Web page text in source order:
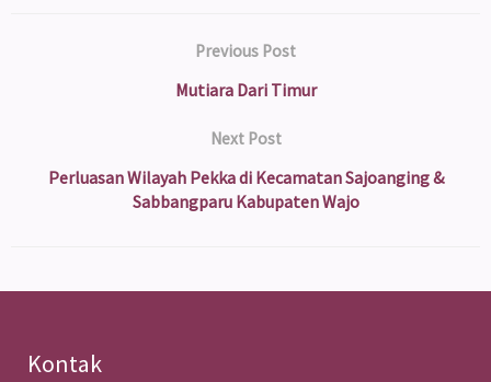
Previous Post
Mutiara Dari Timur
Next Post
Perluasan Wilayah Pekka di Kecamatan Sajoanging &
Sabbangparu Kabupaten Wajo
Kontak